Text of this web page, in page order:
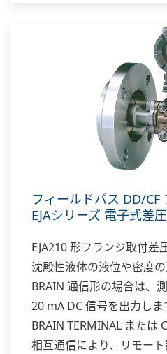
フィールドバス DD/CF
EJAシリーズ 電子式差
EJA210 形フランジ取付差
沈殿性液体の液位や密度の
BRAIN 通信形の場合は、
20 mA DC 信号を出力しま
BRAIN TERMINAL または
相互通信により、リモー